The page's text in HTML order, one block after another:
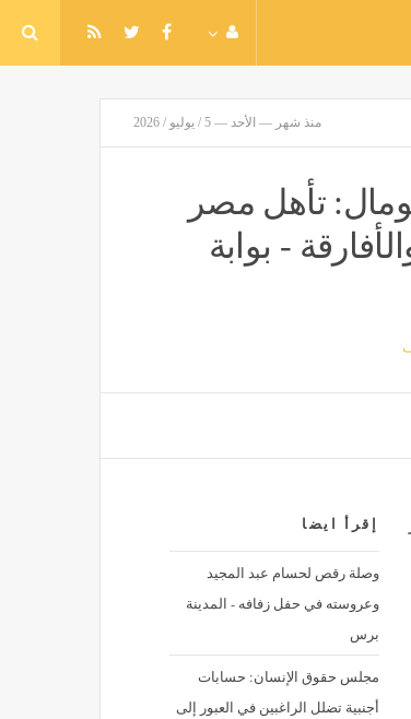
منذ شهر — الأحد — 5 / يوليو / 2026
تأهل مصر
والأفارقة - بوابة
إقرأ ايضا
وصلة رقص لحسام عبد المجيد
وعروسته في حفل زفافه - المدينة
برس
مجلس حقوق الإنسان: حسابات
أجنبية تضلل الراغبين في العبور إلى